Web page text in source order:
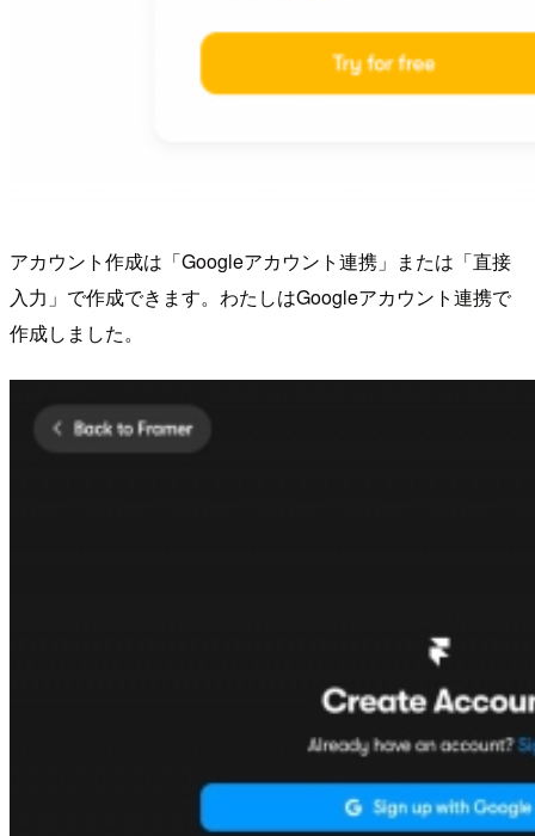
アカウント作成は「Googleアカウント連携」または「直接
入力」で作成できます。わたしはGoogleアカウント連携で
作成しました。